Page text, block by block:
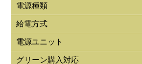
電源種類
給電方式
電源ユニット
グリーン購入対応